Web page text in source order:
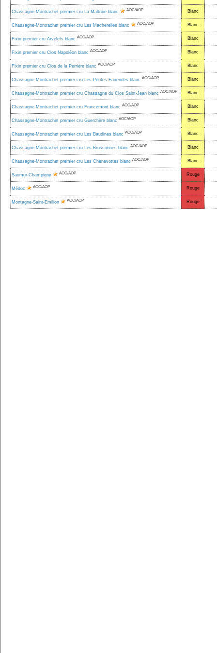
Chassagne-Montrachet premier cru La Maltroie blanc AOC/AOP Blanc
Chassagne-Montrachet premier cru Les Macherelles blanc AOC/AOP Blanc
Fixin premier cru Arvelets blanc AOC/AOP Blanc
Fixin premier cru Clos Napoléon blanc AOC/AOP Blanc
Fixin premier cru Clos de la Perrière blanc AOC/AOP Blanc
Chassagne-Montrachet premier cru Les Petites Fairendes blanc AOC/AOP Blanc
Chassagne-Montrachet premier cru Chassagne du Clos Saint-Jean blanc AOC/AOP Blanc
Chassagne-Montrachet premier cru Francemont blanc AOC/AOP Blanc
Chassagne-Montrachet premier cru Guerchère blanc AOC/AOP Blanc
Chassagne-Montrachet premier cru Les Baudines blanc AOC/AOP Blanc
Chassagne-Montrachet premier cru Les Brussonnes blanc AOC/AOP Blanc
Chassagne-Montrachet premier cru Les Chenevottes blanc AOC/AOP Blanc
Saumur-Champigny AOC/AOP Rouge
Médoc AOC/AOP Rouge
Montagne-Saint-Emilion AOC/AOP Rouge